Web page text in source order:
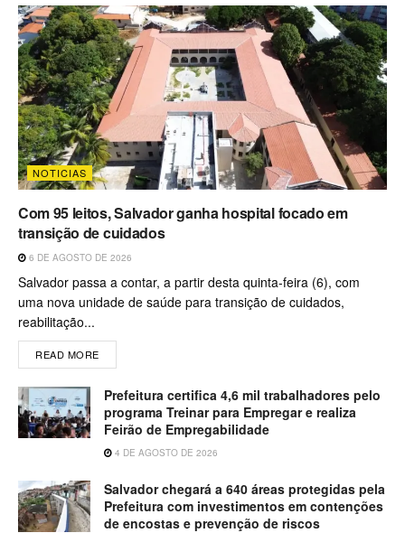
NOTICIAS
Com 95 leitos, Salvador ganha hospital focado em
transição de cuidados
6 DE AGOSTO DE 2026
Salvador passa a contar, a partir desta quinta-feira (6), com
uma nova unidade de saúde para transição de cuidados,
reabilitação...
READ MORE
Prefeitura certifica 4,6 mil trabalhadores pelo
programa Treinar para Empregar e realiza
Feirão de Empregabilidade
4 DE AGOSTO DE 2026
Salvador chegará a 640 áreas protegidas pela
Prefeitura com investimentos em contenções
de encostas e prevenção de riscos